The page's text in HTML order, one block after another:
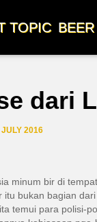
TOPIC
dari
JULY 2016
minum bir di
bukan bagian
temui para polisi-